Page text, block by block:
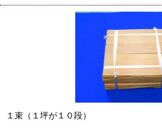
１束（１坪が１０段）